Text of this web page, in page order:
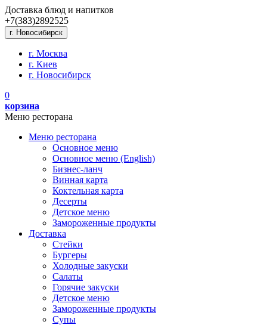
Доставка блюд и напитков
+7(383)2892525
г. Новосибирск
г. Москва
г. Киев
г. Новосибирск
0
корзина
Меню ресторана
Меню ресторана
Основное меню
Основное меню (English)
Бизнес-ланч
Винная карта
Коктельная карта
Десерты
Детское меню
Замороженные продукты
Доставка
Стейки
Бургеры
Холодные закуски
Салаты
Горячие закуски
Детское меню
Замороженные продукты
Супы